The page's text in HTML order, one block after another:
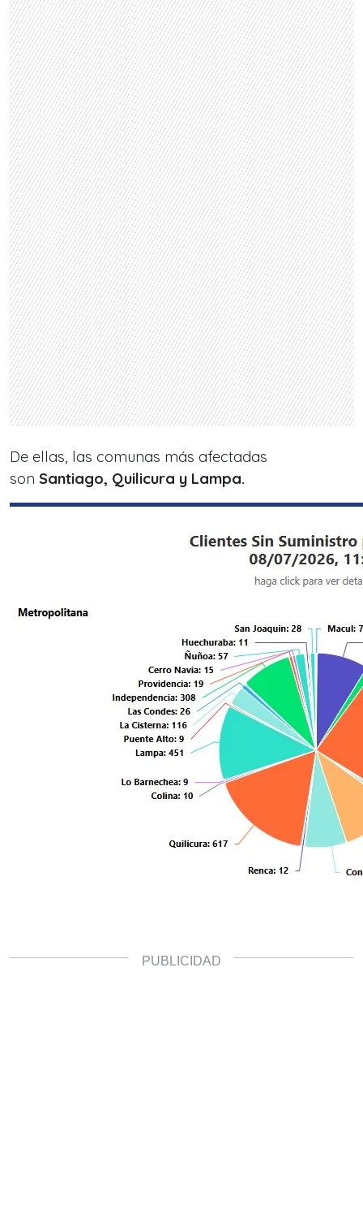
De ellas, las comunas más afectadas
son Santiago, Quilicura y Lampa.